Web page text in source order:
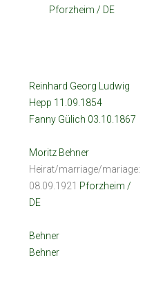
Pforzheim / DE
Reinhard Georg Ludwig
Hepp 11.09.1854
Fanny Gülich 03.10.1867
Moritz Behner
Heirat/marriage/mariage:
08.09.1921 Pforzheim /
DE
Behner
Behner